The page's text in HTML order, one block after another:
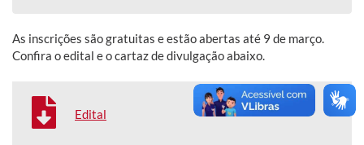
As inscrições são gratuitas e estão abertas até 9 de março.
Confira o edital e o cartaz de divulgação abaixo.
Edital